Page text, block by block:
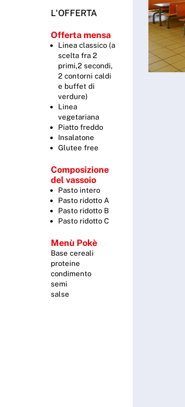
L'OFFERTA
Offerta mensa
Linea classico (a
scelta fra 2
primi,2 secondi,
2 contorni caldi
e buffet di
verdure)
Linea
vegetariana
Piatto freddo
Insalatone
Glutee free
Composizione
del vassoio
Pasto intero
Pasto ridotto A
Pasto ridotto B
Pasto ridotto C
Menù Pokè
Base cereali
proteine
condimento
semi
salse